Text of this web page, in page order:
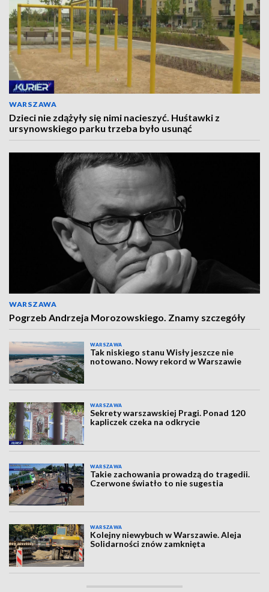
WARSZAWA
Dzieci nie zdążyły się nimi nacieszyć. Huśtawki z
ursynowskiego parku trzeba było usunąć
WARSZAWA
Pogrzeb Andrzeja Morozowskiego. Znamy szczegóły
WARSZAWA
Tak niskiego stanu Wisły jeszcze nie
notowano. Nowy rekord w Warszawie
WARSZAWA
Sekrety warszawskiej Pragi. Ponad 120
kapliczek czeka na odkrycie
WARSZAWA
Takie zachowania prowadzą do tragedii.
Czerwone światło to nie sugestia
WARSZAWA
Kolejny niewybuch w Warszawie. Aleja
Solidarności znów zamknięta